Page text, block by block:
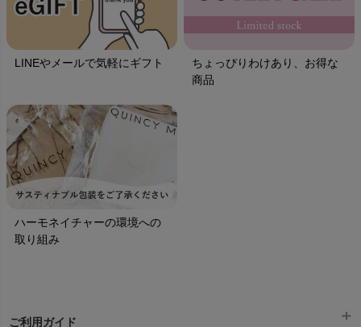
LINEやメールで気軽にギフト
ちょっぴりわけあり、お得な
商品
ハーモネイチャーの環境への
取り組み
ご利用ガイド